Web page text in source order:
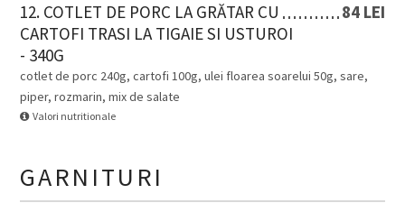
12. COTLET DE PORC LA GRĂTAR CU
CARTOFI TRASI LA TIGAIE SI USTUROI
- 340G
cotlet de porc 240g, cartofi 100g, ulei floarea soarelui 50g, sare,
piper, rozmarin, mix de salate
Valori nutritionale
84 LEI
GARNITURI